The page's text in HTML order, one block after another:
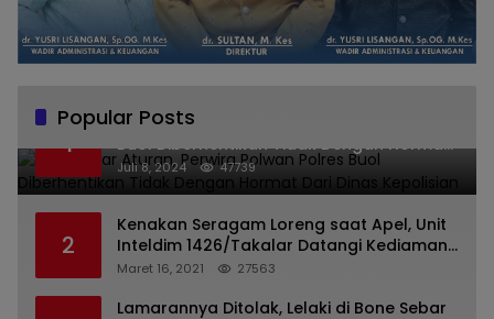
Popular Posts
1
Melanggar Aturan, Perwira Polwan Polres
Buol Diberhentikan Tidak Dengan Hormat
Dari Dinas Kepolisian
Juli 8, 2024 47739
2
Kenakan Seragam Loreng saat Apel, Unit
Inteldim 1426/Takalar Datangi Kediaman
Kasatpol PP
Maret 16, 2021 27563
Lamarannya Ditolak, Lelaki di Bone Sebar